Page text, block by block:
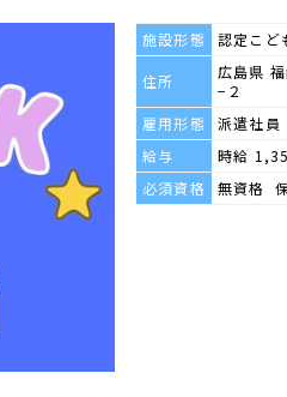
施設形態 認定こど
住所
広島県
−２
雇用形態
派遣社員
給与
時給
必須資格
無資格